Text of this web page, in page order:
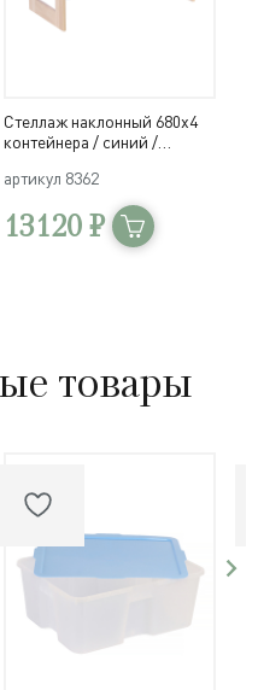
Стеллаж наклонный 680х4
контейнера / синий /
артикул 8362
13120 ₽
товары